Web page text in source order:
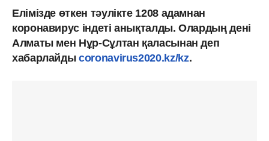
Елімізде өткен тәулікте 1208 адамнан
коронавирус індеті анықталды. Олардың дені
Алматы мен Нұр-Сұлтан қаласынан деп
хабарлайдыcoronavirus2020.kz/kz.